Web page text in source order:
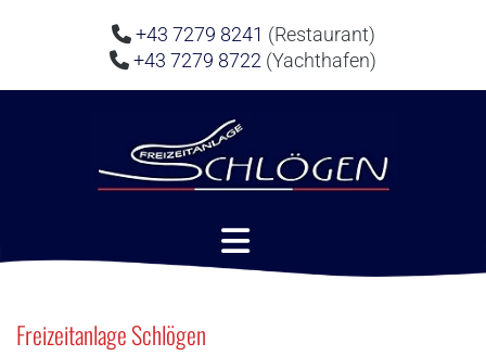
 +43 7279 8241 (Restaurant)
 +43 7279 8722 (Yachthafen)
Freizeitanlage Schlögen